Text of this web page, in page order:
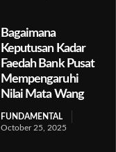
Bagaimana
Keputusan Kadar
Faedah Bank Pusat
Mempengaruhi
Nilai Mata Wang
FUNDAMENTAL
October 25, 2025